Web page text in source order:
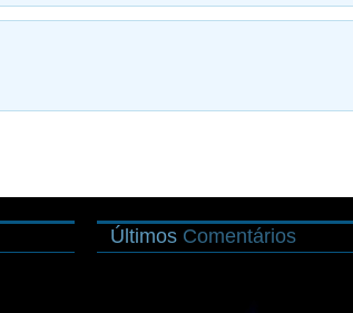
Últimos Comentários